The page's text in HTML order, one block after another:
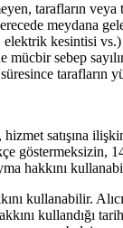
tarafların veya
meydana
kesintisi vs.)
sebep
tarafların
satışına
göstermeksizin,
hakkını
kullanabilir.
kullandığı